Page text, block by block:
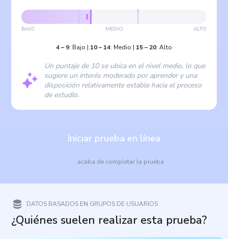
BAJO MEDIO ALTO
4– 9: Bajo | 10– 14: Medio | 15– 20: Alto
Un puntaje de 10 se ubica en el nivel medio, lo que
sugiere un interés moderado por aprender y una
disposición relativamente estable hacia el proceso
de estudio.
Iniciar prueba en línea
acaba de completar la prueba
DATOS BASADOS EN GRUPOS DE USUARIOS
¿Quiénes suelen realizar esta prueba?